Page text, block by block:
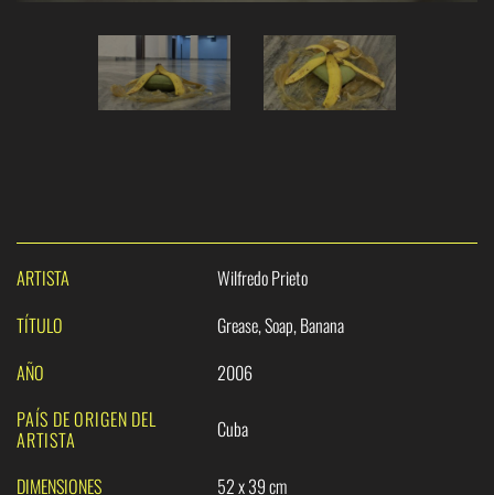
ARTISTA
Wilfredo Prieto
TÍTULO
Grease, Soap, Banana
AÑO
2006
PAÍS DE ORIGEN DEL
ARTISTA Cuba
DIMENSIONES
52 x 39 cm